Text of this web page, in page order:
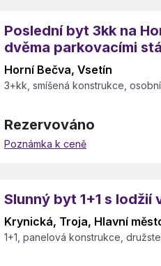
Poslední byt 3kk na
dvěma parkovacími
Horní Bečva, Vsetín
3+kk, smíšená konstrukce,
Rezervováno
Poznámka k ceně
Slunný byt 1+1 s lodžií
Krynická, Troja, Hlavní
1+1, panelová konstrukce,